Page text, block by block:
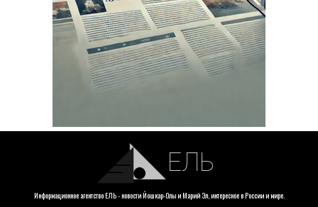
ЕЛЬ
Информационное агентство ЕЛЬ - новости Йошкар-Олы и Марий Эл, интересное в России и мире.